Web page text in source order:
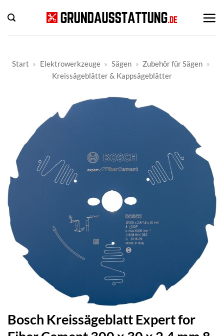
Inhalt
springen
Start » Elektrowerkzeuge » Sägen » Zubehör für Sägen »
Kreissägeblätter & Kappsägeblätter
Bosch Kreissägeblatt Expert for